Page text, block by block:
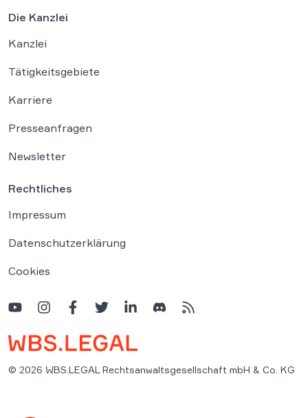
Die Kanzlei
Kanzlei
Tätigkeitsgebiete
Karriere
Presseanfragen
Newsletter
Rechtliches
Impressum
Datenschutzerklärung
Cookies
© 2026 WBS.LEGAL Rechtsanwaltsgesellschaft mbH & Co. KG